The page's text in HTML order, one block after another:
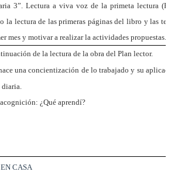
3”. Lectura a viva voz de la primeta lectura
la lectura de las primeras páginas del libro y las
mes y motivar a realizar la actividades propuestas.
de la lectura de la obra del Plan lector.
una concientización de lo trabajado y su
¿Qué aprendí?
CASA